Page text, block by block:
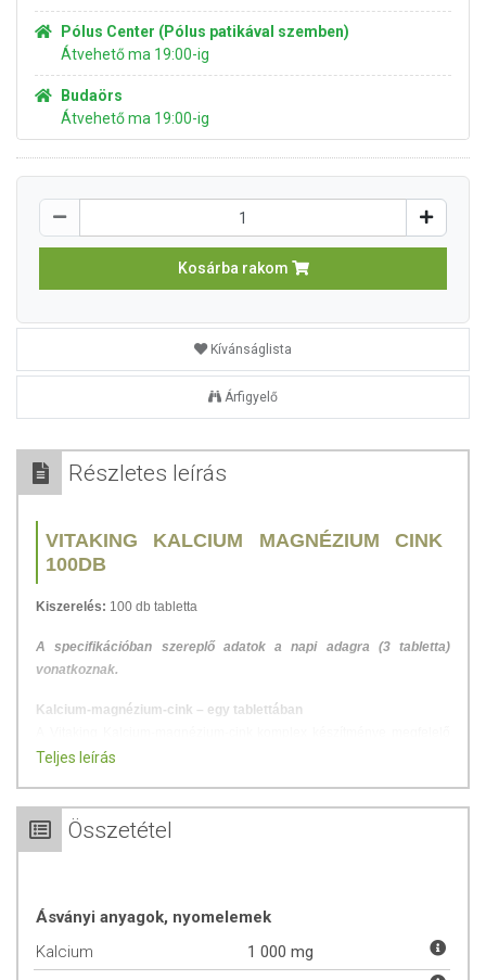
Pólus Center (Pólus patikával szemben)
Átvehető ma 19:00-ig
Budaörs
Átvehető ma 19:00-ig
Kosárba rakom
Kívánságlista
Árfigyelő
Részletes leírás
VITAKING KALCIUM MAGNÉZIUM CINK
100DB
Kiszerelés: 100 db tabletta
A specifikációban szereplő adatok a napi adagra (3 tabletta)
vonatkoznak.
Kalcium-magnézium-cink – egy tablettában
arányban tartalmazó a szervezet számára ezen ásványi anyagokat.
anyag, a csontok fő alkotó eleme. Elengedhetetlen az izmok hatékony
működéséhez.
Részt vesz a normál energiatermelő anyagcsere-
Teljes leírás
Összetétel
Ásványi anyagok, nyomelemek
Kalcium
1 000 mg